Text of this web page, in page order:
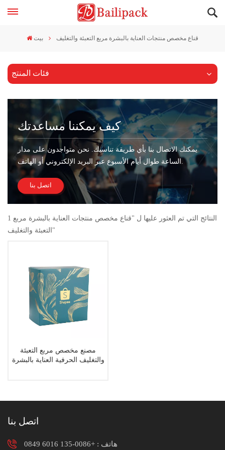
بيت قناع مخصص منتجات العناية بالبشرة مربع التعبئة والتغليف
فئات المنتج
كيف يمكننا مساعدتك
يمكنك الاتصال بنا بأي طريقة تناسبك. نحن متواجدون على مدار
الساعة طوال أيام الأسبوع عبر البريد الإلكتروني أو الهاتف.
اتصل بنا
1 النتائج التي تم العثور عليها ل "قناع مخصص منتجات العناية بالبشرة مربع
التعبئة والتغليف"
مصنع مخصص مربع التعبئة
والتغليف الحرفية العناية بالبشرة
اتصل بنا
هاتف : +0086-135 6016 0849